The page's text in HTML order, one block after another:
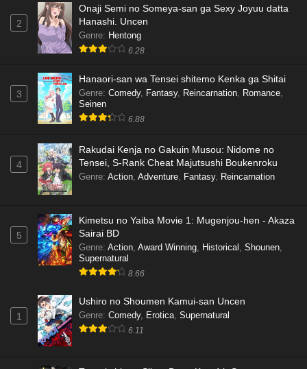
2
Onaji Semi no Someya-san ga Sexy Joyuu datta
Hanashi. Uncen
Genre: Hentong
6.28
3
Hanaori-san wa Tensei shitemo Kenka ga Shitai
Genre: Comedy, Fantasy, Reincarnation Romance
Seinen
6.88
4
Rakudai Kenja no Gakuin Musou: Nidome no
Tensei, S-Rank Cheat Majutsushi Boukenroku
Genre: Action Adventure Fantasy, Reincarnation
5
Kimetsu no Yaiba Movie 1: Mugenjou-hen - Akaza
Sairai BD
Genre: Action Award Winning Historical Shounen
Supernatural
8.66
1
Ushiro no Shoumen Kamui-san Uncen
Genre: Comedy, Erotica Supernatural
6.11